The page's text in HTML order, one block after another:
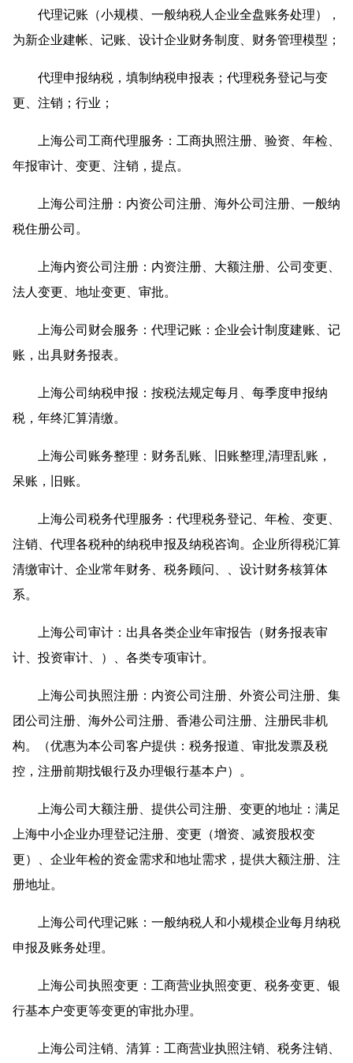
代理记账（小规模、一般纳税人企业全盘账务处理），
为新企业建帐、记账、设计企业财务制度、财务管理模型；
代理申报纳税，填制纳税申报表；代理税务登记与变
更、注销；行业；
上海公司工商代理服务：工商执照注册、验资、年检、
年报审计、变更、注销，提点。
上海公司注册：内资公司注册、海外公司注册、一般纳
税住册公司。
上海内资公司注册：内资注册、大额注册、公司变更、
法人变更、地址变更、审批。
上海公司财会服务：代理记账：企业会计制度建账、记
账，出具财务报表。
上海公司纳税申报：按税法规定每月、每季度申报纳
税，年终汇算清缴。
上海公司账务整理：财务乱账、旧账整理,清理乱账，
呆账，旧账。
上海公司税务代理服务：代理税务登记、年检、变更、
注销、代理各税种的纳税申报及纳税咨询。企业所得税汇算
清缴审计、企业常年财务、税务顾问、、设计财务核算体
系。
上海公司审计：出具各类企业年审报告（财务报表审
计、投资审计、）、各类专项审计。
上海公司执照注册：内资公司注册、外资公司注册、集
团公司注册、海外公司注册、香港公司注册、注册民非机
构。（优惠为本公司客户提供：税务报道、审批发票及税
控，注册前期找银行及办理银行基本户）。
上海公司大额注册、提供公司注册、变更的地址：满足
上海中小企业办理登记注册、变更（增资、减资股权变
更）、企业年检的资金需求和地址需求，提供大额注册、注
册地址。
上海公司代理记账：一般纳税人和小规模企业每月纳税
申报及账务处理。
上海公司执照变更：工商营业执照变更、税务变更、银
行基本户变更等变更的审批办理。
上海公司注销、清算：工商营业执照注销、税务注销、